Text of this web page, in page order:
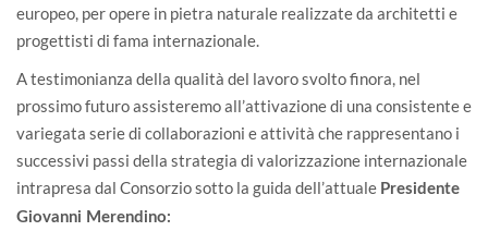
europeo, per opere in pietra naturale realizzate da architetti e
progettisti di fama internazionale.
A testimonianza della qualità del lavoro svolto finora, nel
prossimo futuro assisteremo all’attivazione di una consistente e
variegata serie di collaborazioni e attività che rappresentano i
successivi passi della strategia di valorizzazione internazionale
intrapresa dal Consorzio sotto la guida dell’attuale Presidente
Giovanni Merendino: